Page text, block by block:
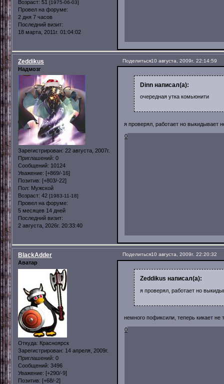
Возраст: 51 [1975-06-03]
Провел на форуме:
2 дня 7 часов
Последний визит:
18 марта, 2011г. 01:04:02
Поделиться10 августа, 2009г. 22:14:59
Zeddikus
Надмозг
Зарегистрирован: 22 августа, 2007г.
Приглашений: 0
Сообщений: 10124
Уважение: [+869/-16]
Позитив: [+803/-22]
Пол: Мужской
Возраст: 42 [1983-11-18]
Провел на форуме:
5 месяцев 14 дней
Последний визит:
2 августа, 2026г. 20:33:40
Dinn написал(а):
очередная утка комьюнити
я проверял, работает но выкидывает
0
Поделиться10 августа, 2009г. 22:20:32
BlackAdder
Аватар
Откуда: Красноярск
Зарегистрирован: 14 апреля, 2009г.
Приглашений: 0
Сообщений: 3496
Уважение: [+290/-9]
Позитив: [+68/-2]
Zeddikus написал(а):
я проверял, работает но
немного пофиксили, теперь кикает не
0